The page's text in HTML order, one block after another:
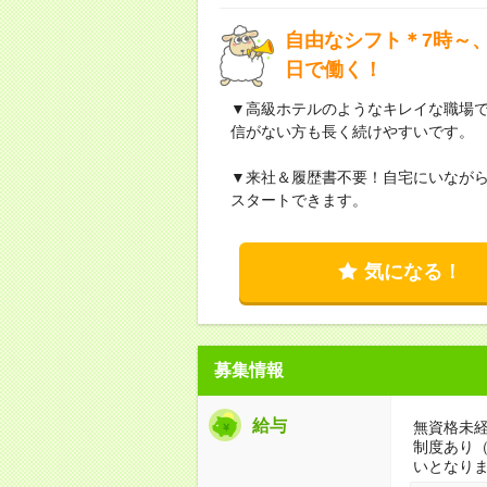
自由なシフト＊7時～
日で働く！
▼高級ホテルのようなキレイな職場
信がない方も長く続けやすいです。
▼来社＆履歴書不要！自宅にいなが
スタートできます。
気になる！
募集情報
給与
無資格未
制度あり
いとなり